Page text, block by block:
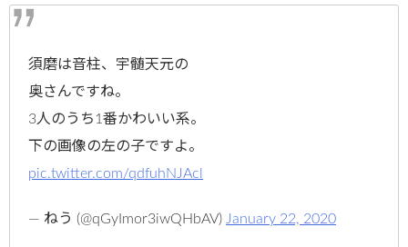
須磨は音柱、宇髄天元の
奥さんですね。
3人のうち1番かわいい系。
下の画像の左の子ですよ。
pic.twitter.com/qdfuhNJAcl
— ねう (@qGyImor3iwQHbAV) January 22, 2020